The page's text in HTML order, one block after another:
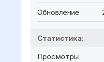
Обновление
Статистика:
Просмотры